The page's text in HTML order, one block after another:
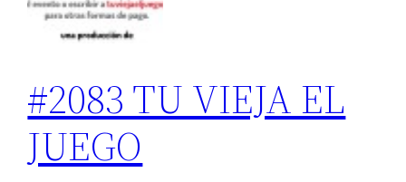
#2083 TU VIEJA EL
JUEGO